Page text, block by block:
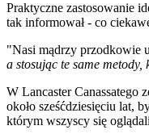
Praktyczne zastosowanie
tak informował - co
"Nasi mądrzy przodkowie
a stosując te same
W Lancaster Canassatego
około sześćdziesięciu lat,
którym wszyscy się